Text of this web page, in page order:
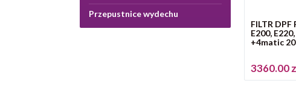
Przepustnice wydechu
FILTR DPF
E200,
+4matic
3360.00